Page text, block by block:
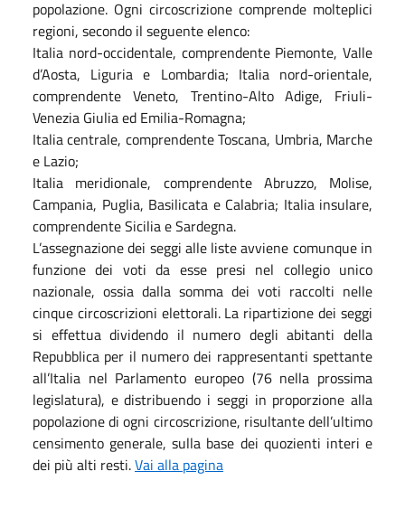
popolazione. Ogni circoscrizione comprende molteplici
regioni, secondo il seguente elenco:
Italia nord-occidentale, comprendente Piemonte, Valle
d’Aosta, Liguria e Lombardia; Italia nord-orientale,
comprendente Veneto, Trentino-Alto Adige, Friuli-
Venezia Giulia ed Emilia-Romagna;
Italia centrale, comprendente Toscana, Umbria, Marche
e Lazio;
Italia meridionale, comprendente Abruzzo, Molise,
Campania, Puglia, Basilicata e Calabria; Italia insulare,
comprendente Sicilia e Sardegna.
L’assegnazione dei seggi alle liste avviene comunque in
funzione dei voti da esse presi nel collegio unico
nazionale, ossia dalla somma dei voti raccolti nelle
cinque circoscrizioni elettorali. La ripartizione dei seggi
si effettua dividendo il numero degli abitanti della
Repubblica per il numero dei rappresentanti spettante
all’Italia nel Parlamento europeo (76 nella prossima
legislatura), e distribuendo i seggi in proporzione alla
popolazione di ogni circoscrizione, risultante dell’ultimo
censimento generale, sulla base dei quozienti interi e
dei più alti resti.Vai alla pagina